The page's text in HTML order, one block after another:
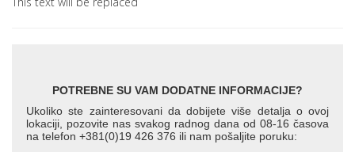
POTREBNE SU VAM DODATNE INFORMACIJE?
Ukoliko ste zainteresovani da dobijete više detalja o ovoj
lokaciji, pozovite nas svakog radnog dana od 08-16 časova
na telefon +381(0)19 426 376 ili nam pošaljite poruku: